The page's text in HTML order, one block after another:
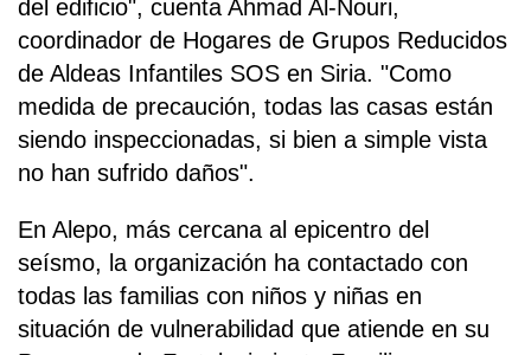
del edificio", cuenta Ahmad Al-Nouri,
coordinador de Hogares de Grupos Reducidos
de Aldeas Infantiles SOS en Siria. "Como
medida de precaución, todas las casas están
siendo inspeccionadas, si bien a simple vista
no han sufrido daños".
En Alepo, más cercana al epicentro del
seísmo, la organización ha contactado con
todas las familias con niños y niñas en
situación de vulnerabilidad que atiende en su